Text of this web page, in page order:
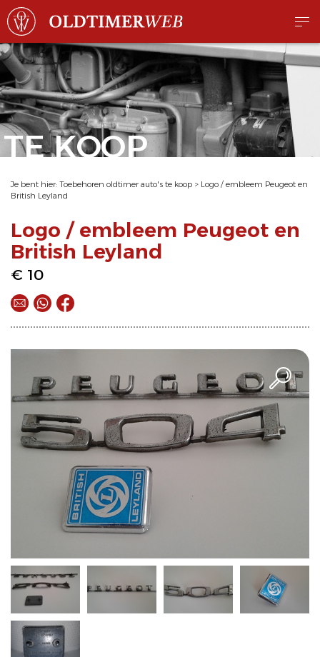
TE KOOP
Je bent hier: Toebehoren oldtimer auto's te koop > Logo / embleem Peugeot en
British Leyland
Logo / embleem Peugeot en
British Leyland
€ 10